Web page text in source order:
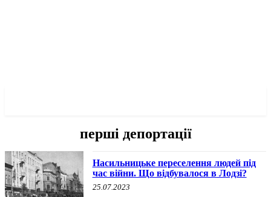
перші депортації
Насильницьке переселення людей під
час війни. Що відбувалося в Лодзі?
25.07.2023